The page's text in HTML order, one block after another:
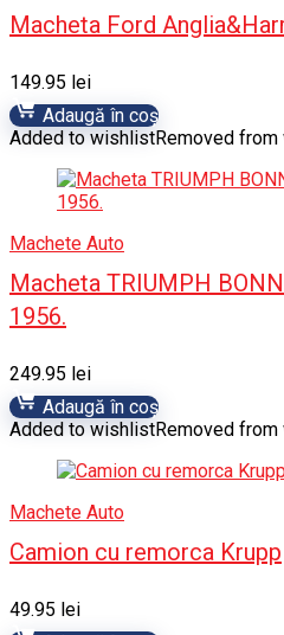
Macheta Ford
149.95 lei
Adaugă în coș
Added to wishlistRemoved
Machete Auto
Macheta TRIUMPH
1956.
249.95 lei
Adaugă în coș
Added to wishlistRemoved
Machete Auto
Camion cu remorca Krupp
49.95 lei